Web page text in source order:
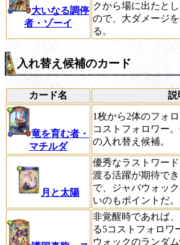
大いなる調停
者・ゾーイ
クから場に出たと
ので、大ダメージ
る。
入れ替え候補のカード
カード名 説
竜を育む者・
マチルダ
1枚から2体のフォ
コストフォロワー
の入れ替え候補。
月と太陽
優秀なラストワー
渡る活躍が期待で
で、ジャバウォッ
いのもポイントだ。
非覚醒時であれば
る5コストフォロワ
ウォックのランダ